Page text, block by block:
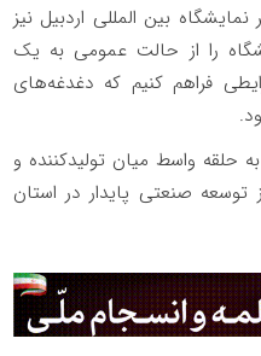
بین المللی اردبیل نیز
را از حالت عمومی به یک
فراهم کنیم که دغدغه‌های
حلقه واسط میان تولیدکننده و
توسعه صنعتی پایدار در استان